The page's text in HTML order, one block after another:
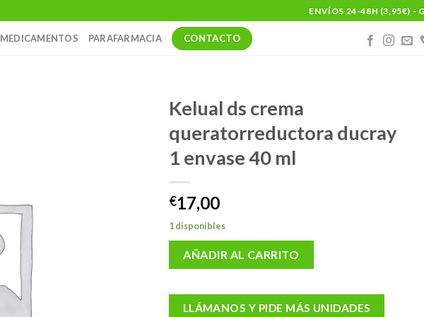
ENVÍOS 24-48H (3,95€) -
MEDICAMENTOS PARAFARMACIA CONTACTO
Kelual ds crema
queratorreductora ducray
1 envase 40 ml
€17,00
1 disponibles
AÑADIR AL CARRITO
LLÁMANOS Y PIDE MÁS UNIDADES